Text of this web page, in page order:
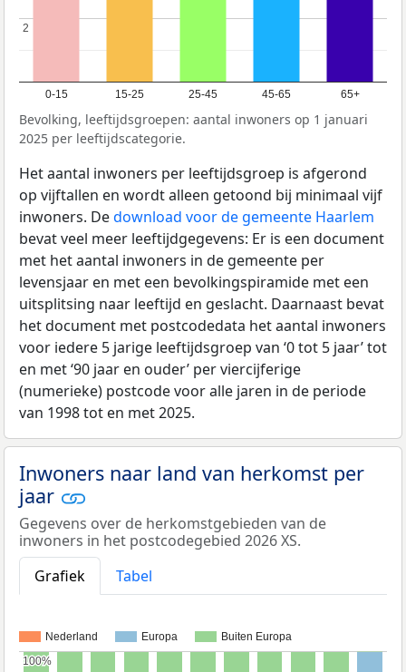
0-15 15-25 25-45 45-65 65+
2
2
Bevolking, leeftijdsgroepen: aantal inwoners op 1 januari
2025 per leeftijdscategorie.
Het aantal inwoners per leeftijdsgroep is afgerond
op vijftallen en wordt alleen getoond bij minimaal vijf
inwoners. Dedownload voor de gemeente Haarlem
bevat veel meer leeftijdgegevens: Er is een document
met het aantal inwoners in de gemeente per
levensjaar en met een bevolkingspiramide met een
uitsplitsing naar leeftijd en geslacht. Daarnaast bevat
het document met postcodedata het aantal inwoners
voor iedere 5 jarige leeftijdsgroep van ‘0 tot 5 jaar’ tot
en met ‘90 jaar en ouder’ per viercijferige
(numerieke) postcode voor alle jaren in de periode
van 1998 tot en met 2025.
Inwoners naar land van herkomst per
jaar
Gegevens over de herkomstgebieden van de
inwoners in het postcodegebied 2026 XS.
Grafiek
Tabel
Nederland Europa Buiten Europa
100%
100%